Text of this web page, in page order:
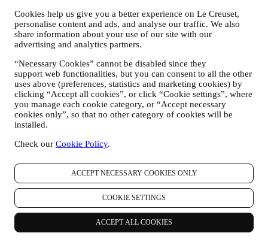
Cookies help us give you a better experience on Le Creuset,
personalise content and ads, and analyse our traffic. We also
share information about your use of our site with our
advertising and analytics partners.
“Necessary Cookies” cannot be disabled since they
support web functionalities, but you can consent to all the other
uses above (preferences, statistics and marketing cookies) by
clicking “Accept all cookies”, or click “Cookie settings”, where
you manage each cookie category, or “Accept necessary
cookies only”, so that no other category of cookies will be
installed.
Check our Cookie Policy.
ACCEPT NECESSARY COOKIES ONLY
COOKIE SETTINGS
ACCEPT ALL COOKIES
over initiatieven met betrekking tot Le Creuset die worden
gepromoot door de dochterondernemingen van de groep, en
lokale filialen en partners, die ook afhangen van uw
voorkeuren. Wij zullen contact met u opnemen via e-mail, sms
of sociale media, maar ook via geautomatiseerde middelen.
Dergelijke communicatie zal betrekking hebben op Le
Creuset-producten of op nieuwe winkelopeningen, exclusieve
evenementen, wedstrijden, enquêtes, demonstraties die
worden georganiseerd door Le Creuset of speciale
aanbiedingen die u misschien leuk vindt. Deze communicatie
kan voor u worden geselecteerd of op maat worden gemaakt
locatie of uw aankoopgeschiedenis of uw voorkeuren voor
interesses beter te begrijpen. Dit stelt ons in staat om onze
communicatie te personaliseren om deze relevanter en
interessanter te maken. Er zullen geen andere gevolgen zijn.
Wij verzamelen ook statistieken over het openen van e-mail
en klikgedrag met behulp van de in de sector gangbare
technologieën om ons te helpen onze nieuwsbrieven te
volgen. Deze verwerking is gebaseerd op uw toestemming